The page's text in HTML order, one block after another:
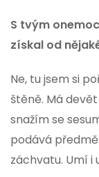
S tvým
získal od
Ne, tu jsem si
štěně. Má
snažím se
podává
záchvatu. Umí i